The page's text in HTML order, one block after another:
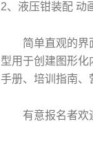
2、液压钳装配 动
简单直观的界
型用于创建图形
手册、培训指南、
有意报名者欢